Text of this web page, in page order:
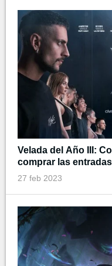
Velada del Año III:
comprar las
27 feb 2023